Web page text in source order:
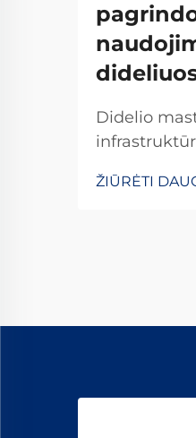
Didelio
ŽIŪRĖTI